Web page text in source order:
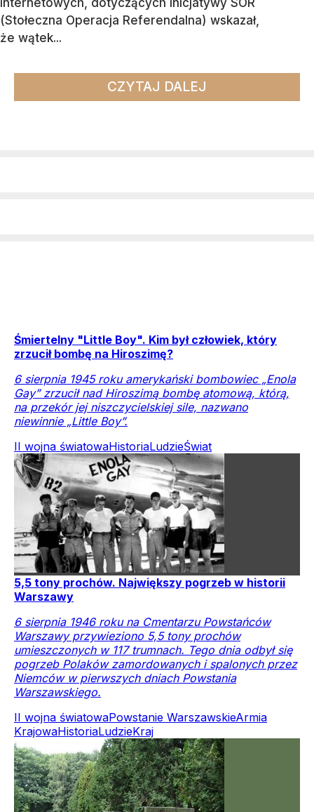
internetowych, dotyczących inicjatywy SOR
(Stołeczna Operacja Referendalna) wskazał,
że wątek...
CZYTAJ DALEJ
Śmiertelny "Little Boy". Kim był człowiek, który
zrzucił bombę na Hiroszimę?
6 sierpnia 1945 roku amerykański bombowiec „Enola
Gay” zrzucił nad Hiroszimą bombę atomową, którą,
na przekór jej niszczycielskiej sile, nazwano
niewinnie „Little Boy”.
II wojna światowaHistoriaLudzieŚwiat
5,5 tony prochów. Największy pogrzeb w historii
Warszawy
6 sierpnia 1946 roku na Cmentarzu Powstańców
Warszawy przywieziono 5,5 tony prochów
umieszczonych w 117 trumnach. Tego dnia odbył się
pogrzeb Polaków zamordowanych i spalonych przez
Niemców w pierwszych dniach Powstania
Warszawskiego.
II wojna światowaPowstanie WarszawskieArmia
KrajowaHistoriaLudzieKraj